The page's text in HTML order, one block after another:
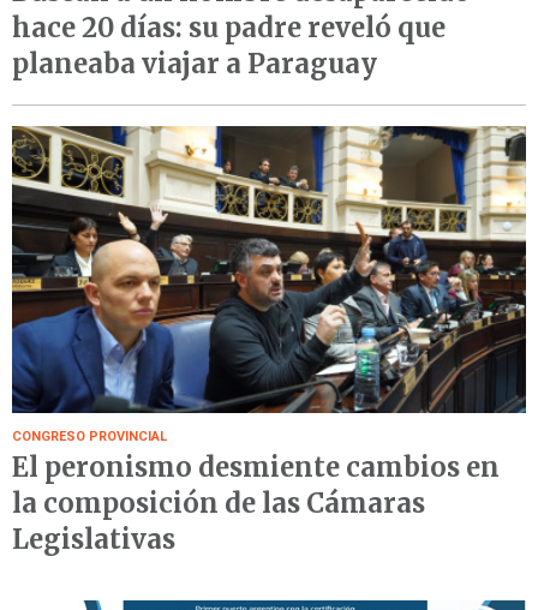
hace 20 días: su padre reveló que
planeaba viajar a Paraguay
CONGRESO PROVINCIAL
El peronismo desmiente cambios en
la composición de las Cámaras
Legislativas